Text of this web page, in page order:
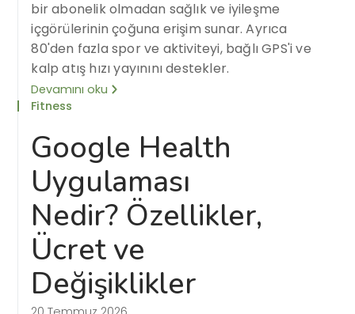
bir abonelik olmadan sağlık ve iyileşme
içgörülerinin çoğuna erişim sunar. Ayrıca
80'den fazla spor ve aktiviteyi, bağlı GPS'i ve
kalp atış hızı yayınını destekler.
Devamını oku
Fitness
Google Health
Uygulaması
Nedir? Özellikler,
Ücret ve
Değişiklikler